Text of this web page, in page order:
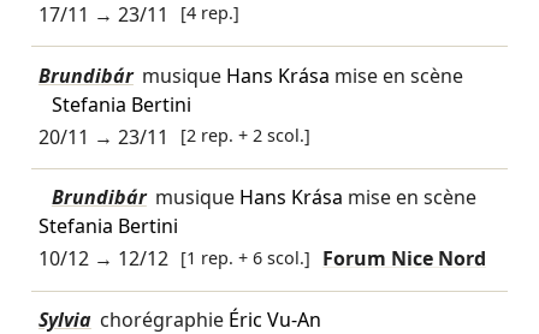
17/11 → 23/11 [4 rep.]
Brundibár musique Hans Krása mise en scène
Stefania Bertini
20/11 → 23/11 [2 rep. + 2 scol.]
Brundibár musique Hans Krása mise en scène
Stefania Bertini
10/12→ 12/12 [1 rep. + 6 scol.] Forum Nice Nord
Sylvia chorégraphie Éric Vu-An